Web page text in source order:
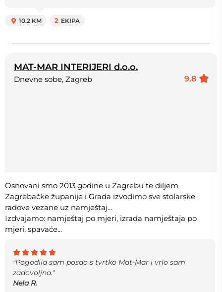
10.2 KM 2 EKIPA
MAT-MAR INTERIJERI d.o.o.
9.8
Dnevne sobe, Zagreb
Osnovani smo 2013 godine u Zagrebu te diljem
Zagrebačke županije i Grada izvodimo sve stolarske
radove vezane uz namještaj...
Izdvajamo: namještaj po mjeri, izrada namještaja po
mjeri, spavaće...
"Pogodila sam posao s tvrtko Mat-Mar i vrlo sam
zadovoljna."
Nela R.